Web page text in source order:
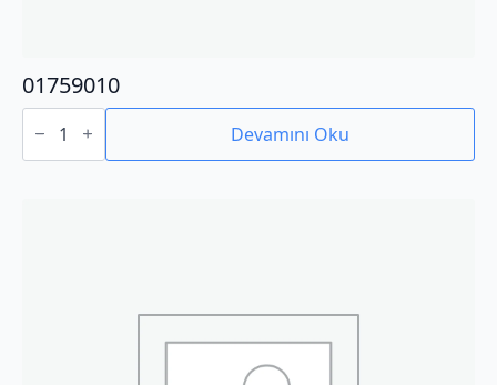
01759010
01759010
adet Devamını Oku